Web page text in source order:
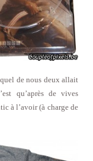
de nous deux allait
qu’après de vives
à l’avoir (à charge de